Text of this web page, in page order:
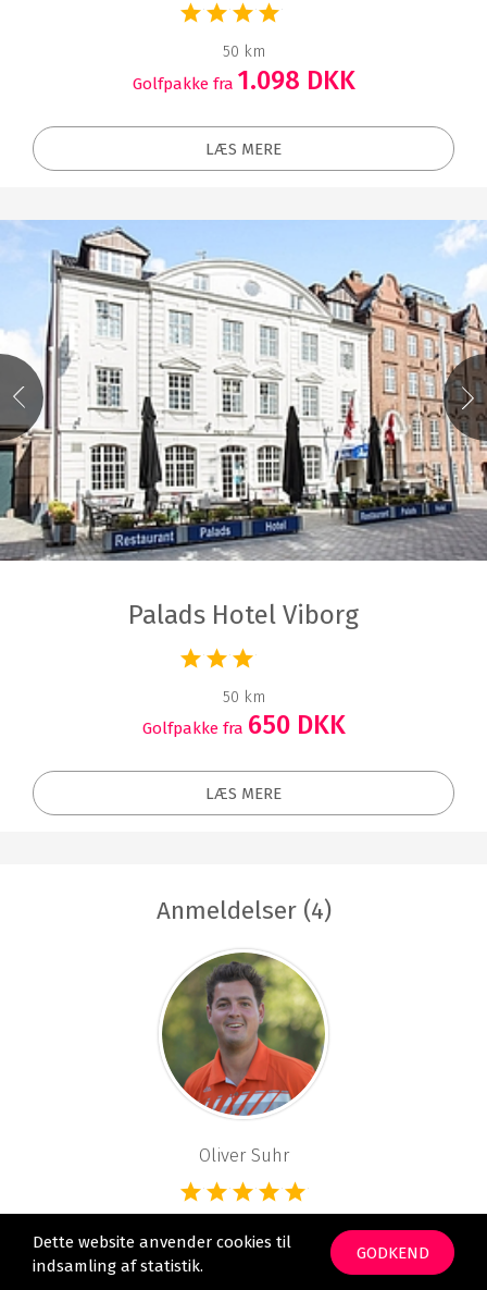
50 km
Golfpakke fra 1.098 DKK
LÆS MERE
Palads Hotel Viborg
50 km
Golfpakke fra 650 DKK
LÆS MERE
Anmeldelser (4)
Oliver Suhr
Den bedste service
Jeg kan på det varmeste anbefale NordicGolfers.com,
Dette website anvender cookies til
indsamling af statistik.
GODKEND